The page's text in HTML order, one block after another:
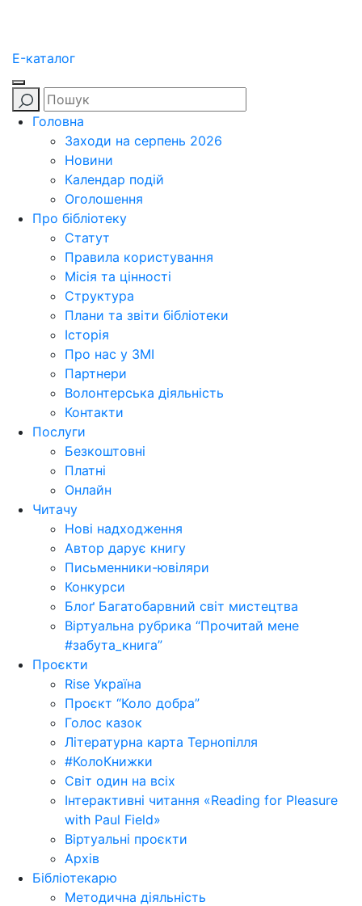
E-каталог
Головна
Заходи на серпень 2026
Новини
Календар подій
Оголошення
Про бібліотеку
Статут
Правила користування
Місія та цінності
Структура
Плани та звіти бібліотеки
Історія
Про нас у ЗМІ
Партнери
Волонтерська діяльність
Контакти
Послуги
Безкоштовні
Платні
Онлайн
Читачу
Нові надходження
Автор дарує книгу
Письменники-ювіляри
Конкурси
Блоґ Багатобарвний світ мистецтва
Віртуальна рубрика “Прочитай мене
#забута_книга”
Проєкти
Rise Україна
Проєкт “Коло добра”
Голос казок
Літературна карта Тернопілля
#КолоКнижки
Світ один на всіх
Інтерактивні читання «Reading for Pleasure
with Paul Field»
Віртуальні проєкти
Архів
Бібліотекарю
Методична діяльність